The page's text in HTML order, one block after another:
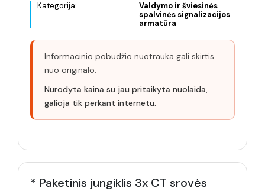
Kategorija:
Valdymo ir šviesinės
spalvinės signalizacijos
armatūra
Informacinio pobūdžio nuotrauka gali skirtis
nuo originalo.
Nurodyta kaina su jau pritaikyta nuolaida,
galioja tik perkant internetu.
* Paketinis jungiklis 3x CT srovės